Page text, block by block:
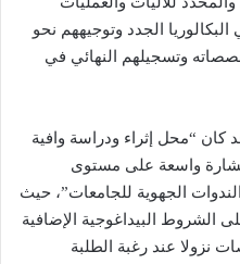
البكالوريا الجدد وتوجيههم نحو
وتسجيلهم النهائي في
كان “محل إثراء ودراسة وافية
واسعة على مستوى
الجهوية للجامعات”، حيث
الشروط البيداغوجية الإضافية
نزولا عند رغبة الطلبة